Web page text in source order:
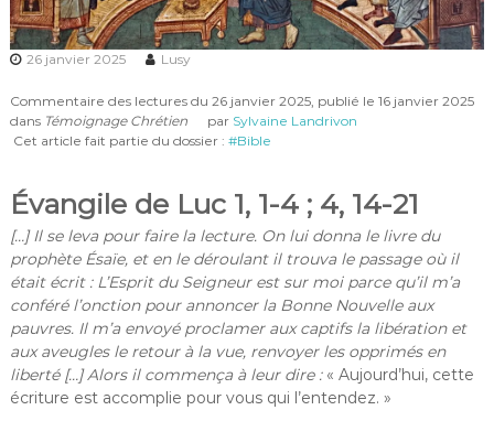
26 janvier 2025 Lusy
Commentaire des lectures du 26 janvier 2025, publié le 16 janvier 2025
dans Témoignage Chrétien par Sylvaine Landrivon
Cet article fait partie du dossier : #Bible
Évangile de Luc 1, 1-4 ; 4, 14-21
[…] Il se leva pour faire la lecture. On lui donna le livre du
prophète Ésaïe, et en le déroulant il trouva le passage où il
était écrit : L’Esprit du Seigneur est sur moi parce qu’il m’a
conféré l’onction pour annoncer la Bonne Nouvelle aux
pauvres. Il m’a envoyé proclamer aux captifs la libération et
aux aveugles le retour à la vue, renvoyer les opprimés en
liberté […] Alors il commença à leur dire : « Aujourd’hui, cette
écriture est accomplie pour vous qui l’entendez. »